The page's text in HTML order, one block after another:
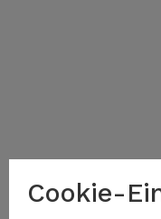
Cookie-